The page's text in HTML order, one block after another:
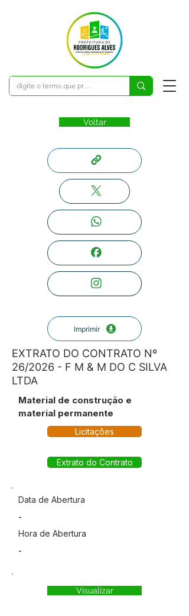
Voltar
Imprimir
EXTRATO DO CONTRATO Nº
26/2026 - F M & M DO C SILVA
LTDA
Material de construção e
material permanente
Licitações
Extrato do Contrato
Data de Abertura
-
Hora de Abertura
-
Visualizar